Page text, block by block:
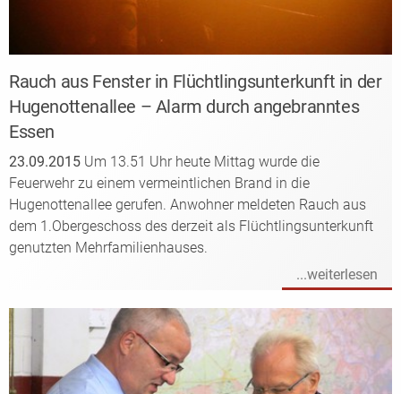
Rauch aus Fenster in Flüchtlingsunterkunft in der
Hugenottenallee – Alarm durch angebranntes
Essen
23.09.2015 Um 13.51 Uhr heute Mittag wurde die
Feuerwehr zu einem vermeintlichen Brand in die
Hugenottenallee gerufen. Anwohner meldeten Rauch aus
dem 1.Obergeschoss des derzeit als Flüchtlingsunterkunft
genutzten Mehrfamilienhauses.
...weiterlesen